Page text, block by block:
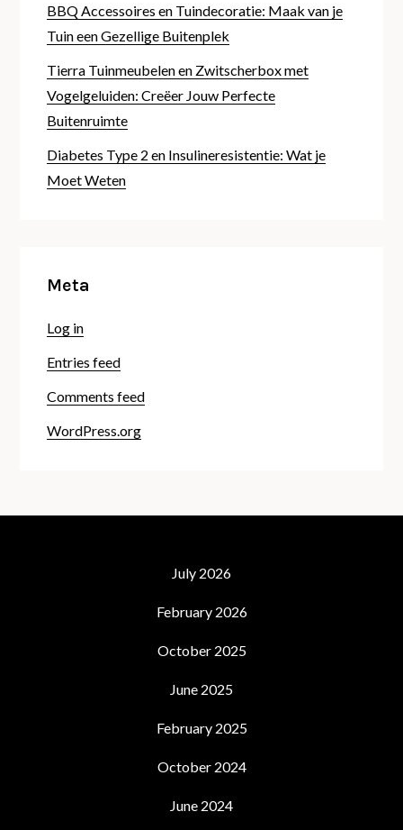
BBQ Accessoires en Tuindecoratie: Maak van je
Tuin een Gezellige Buitenplek
Tierra Tuinmeubelen en Zwitscherbox met
Vogelgeluiden: Creëer Jouw Perfecte
Buitenruimte
Diabetes Type 2 en Insulineresistentie: Wat je
Moet Weten
Meta
Log in
Entries feed
Comments feed
WordPress.org
July 2026
February 2026
October 2025
June 2025
February 2025
October 2024
June 2024